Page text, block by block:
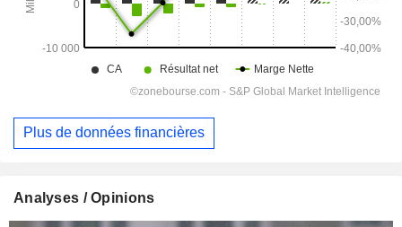
Plus de données financières
Analyses / Opinions